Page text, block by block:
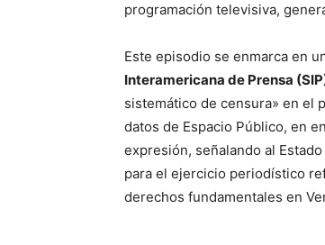
programación televisiva,
Este episodio se enmarca en
Interamericana de Prensa
sistemático de censura» en el
datos de Espacio Público, en
expresión, señalando al
para el ejercicio periodístico
derechos fundamentales en